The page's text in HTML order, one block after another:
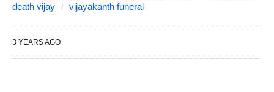
death vijay
vijayakanth funeral
3 YEARS AGO